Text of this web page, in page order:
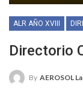
ALR AÑO XVIII
Directorio
By AEROSOL